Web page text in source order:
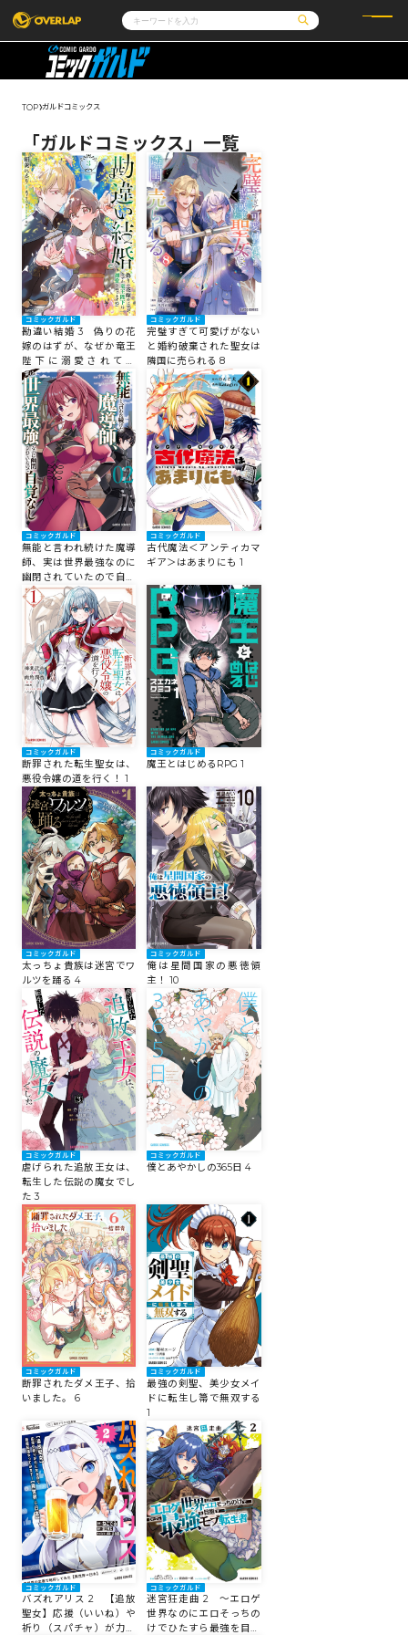
コミック
LiQulle
ライトノベル
コミックエッセイ
ポケットモンスター
アニメ
ゲーム
OVERLAP STORE
オーバーラップ広報室
企業
会社概要
採用情報
アクセス
オーバーラップホールディングス
お問い合わせはこちら
オーバーラップ文庫
オーバーラップノベルス
オーバーラップノベルスf
ロサージュノベルス
コミックガルド
コミッククリエ
リキューレ
コミックパルフェ
コミックエッセイ
閉じる
TOP ガルドコミックス
「ガルドコミックス」一覧
コミックガルド
勘違い結婚 3 偽りの花
嫁のはずが、なぜか竜王
陛下に溺愛されてま
す！？
コミックガルド
完璧すぎて可愛げがない
と婚約破棄された聖女は
隣国に売られる 8
コミックガルド
無能と言われ続けた魔導
師、実は世界最強なのに
幽閉されていたので自覚
なし 2
コミックガルド
古代魔法＜アンティカマ
ギア＞はあまりにも 1
コミックガルド
断罪された転生聖女は、
悪役令嬢の道を行く！ 1
コミックガルド
魔王とはじめるRPG 1
コミックガルド
太っちょ貴族は迷宮でワ
ルツを踊る 4
コミックガルド
俺は星間国家の悪徳領
主！ 10
コミックガルド
虐げられた追放王女は、
転生した伝説の魔女でし
た 3
コミックガルド
僕とあやかしの365日 4
コミックガルド
断罪されたダメ王子、拾
いました。 6
コミックガルド
最強の剣聖、美少女メイ
ドに転生し箒で無双する
1
コミックガルド
バズれアリス 2 【追放
聖女】応援（いいね）や
祈り（スパチャ）が力に
コミックガルド
迷宮狂走曲 2 ～エロゲ
世界なのにエロそっちの
けでひたすら最強を目指